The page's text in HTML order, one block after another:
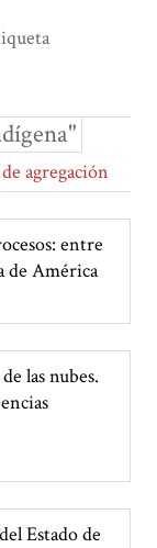
agregación
entre
de América
las nubes.
Estado de